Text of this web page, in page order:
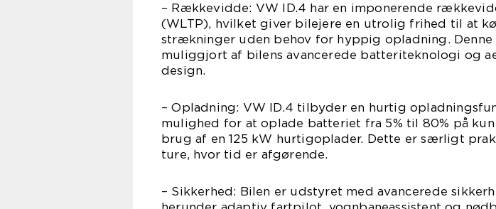
– Rækkevidde: VW ID.4 har en imponerende
(WLTP), hvilket giver bilejere en utrolig frihed til at
strækninger uden behov for hyppig opladning.
muliggjort af bilens avancerede batteriteknologi og
design.
– Opladning: VW ID.4 tilbyder en hurtig
mulighed for at oplade batteriet fra 5% til 80% på
brug af en 125 kW hurtigoplader. Dette er særligt
ture, hvor tid er afgørende.
– Sikkerhed: Bilen er udstyret med avancerede